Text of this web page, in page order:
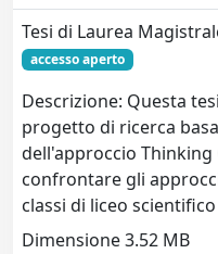
Tesi di Laurea
accesso aperto
Descrizione: Questa
progetto di ricerca
dell'approccio Thinking
confrontare gli
classi di liceo
Dimensione 3.52 MB